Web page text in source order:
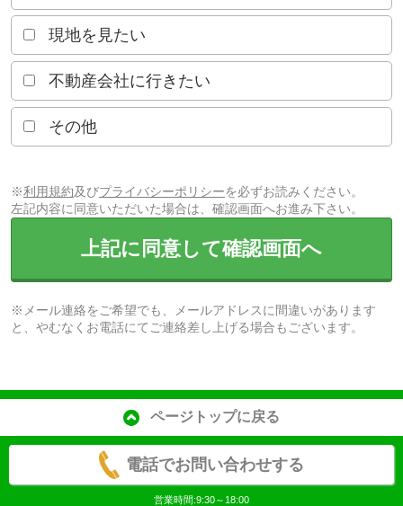
現地を見たい
不動産会社に行きたい
その他
※利用規約及びプライバシーポリシーを必ずお読みください。
左記内容に同意いただいた場合は、確認画面へお進み下さい。
上記に同意して確認画面へ
※メール連絡をご希望でも、メールアドレスに間違いがあります
と、やむなくお電話にてご連絡差し上げる場合もございます。
ページトップに戻る
電話でお問い合わせする
営業時間:9:30～18:00